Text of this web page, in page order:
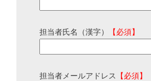
担当者氏名（漢字） 【必須】
担当者メールアドレス 【必須】